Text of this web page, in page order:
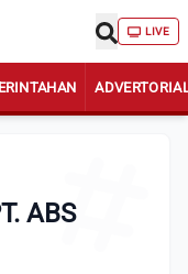
LIVE
ABS